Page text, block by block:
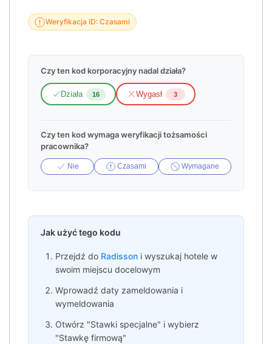
Weryfikacja ID: Czasami
Czy ten kod korporacyjny nadal działa?
Działa 16 Wygasł 3
Czy ten kod wymaga weryfikacji tożsamości
pracownika?
Nie Czasami Wymagane
Jak użyć tego kodu
Przejdź do Radisson i wyszukaj hotele w
swoim miejscu docelowym
Wprowadź daty zameldowania i
wymeldowania
Otwórz "Stawki specjalne" i wybierz
"Stawkę firmową"